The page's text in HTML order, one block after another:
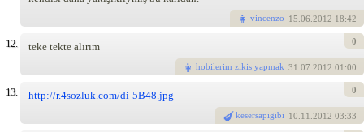
vincenzo 15.06.2012 18:42
12. teke tekte alırım
hobilerim zikis yapmak 31.07.2012 01:00
0
13. http://r.4sozluk.com/di-5B48.jpg
kesersapigibi 10.11.2012 03:33
0